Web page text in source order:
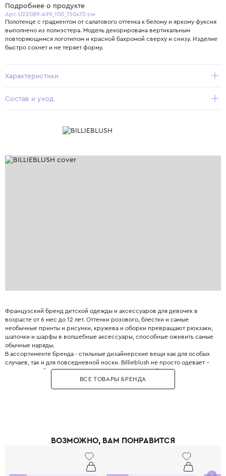
Подробнее о продукте
Арт. U22089-499_100_150х70 см
Полотенце с градиентом от салатового оттенка к белому и яркому фуксия
выполнено из полиэстера. Модель декорирована вертикальным
повторяющимся логотипом и красной бахромой сверху и снизу. Изделие
быстро сохнет и не теряет форму.
Характеристики
Состав и уход
Французский бренд детской одежды и аксессуаров для девочек в
возрасте от 6 мес до 12 лет. Оттенки розового, блестки и самые
необычные принты и рисунки, кружева и оборки превращают рюкзаки,
шапочки и шарфы в волшебные аксессуары, способные оживить самые
обычные наряды.
В ассортименте бренда - стильные дизайнерские вещи как для особых
случаев, так и для повседневной носки. Billieblush не просто одевает –
он дарит свободу двигаться, смеяться и расти в своём ритме.
ВСЕ ТОВАРЫ БРЕНДА
ВОЗМОЖНО, ВАМ ПОНРАВИТСЯ